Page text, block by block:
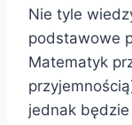
Nie tyle
podstawowe
Matematyk
jednak